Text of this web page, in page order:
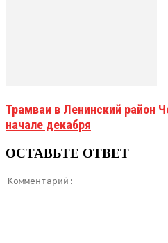
Трамваи в Ленинский район
начале декабря
ОСТАВЬТЕ ОТВЕТ